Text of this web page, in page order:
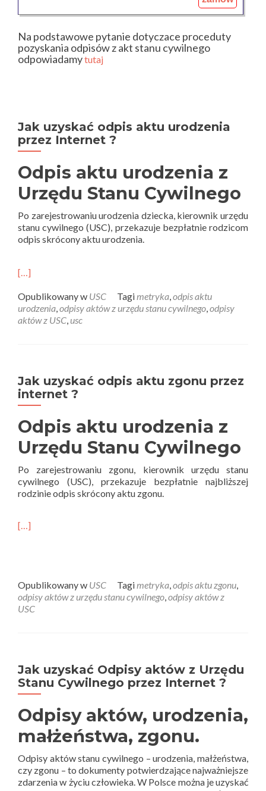
Na podstawowe pytanie dotyczace proceduty
pozyskania odpisów z akt stanu cywilnego
odpowiadamytutaj
Jak uzyskać odpis aktu urodzenia
przez Internet ?
Odpis aktu urodzenia z
Urzędu Stanu Cywilnego
Po zarejestrowaniu urodzenia dziecka, kierownik urzędu
stanu cywilnego (USC), przekazuje bezpłatnie rodzicom
odpis skrócony aktu urodzenia.
[…]
Opublikowany w USC Tagimetryka,odpis aktu
urodzenia,odpisy aktów z urzędu stanu cywilnego,odpisy
aktów z USC,usc
Jak uzyskać odpis aktu zgonu przez
internet ?
Odpis aktu urodzenia z
Urzędu Stanu Cywilnego
Po zarejestrowaniu zgonu, kierownik urzędu stanu
cywilnego (USC), przekazuje bezpłatnie najbliższej
rodzinie odpis skrócony aktu zgonu.
[…]
Opublikowany w USC Tagimetryka,odpis aktu zgonu,
odpisy aktów z urzędu stanu cywilnego,odpisy aktów z
USC
Jak uzyskać Odpisy aktów z Urzędu
Stanu Cywilnego przez Internet ?
Odpisy aktów, urodzenia,
małżeństwa, zgonu.
Odpisy aktów stanu cywilnego – urodzenia, małżeństwa,
czy zgonu – to dokumenty potwierdzające najważniejsze
zdarzenia w życiu człowieka. W Polsce można je uzyskać